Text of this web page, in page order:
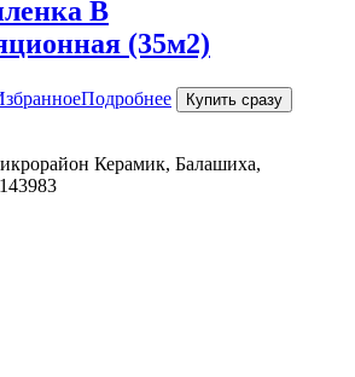
B
(35м2)
Подробнее Купить сразу
Керамик, Балашиха,